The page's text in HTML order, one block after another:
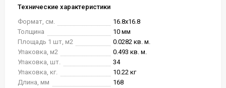
Технические характеристики
Формат, см.
16.8x16.8
Толщина
10 мм
Площадь 1 шт, м2
0.0282 кв. м.
Упаковка, м2
0.493 кв. м.
Упаковка, шт.
34
Упаковка, кг.
10.22 кг
Длина, мм
168